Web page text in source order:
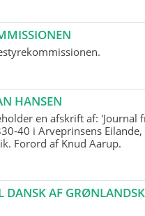
HANSEN
en afskrift af: 'Journal
40 i Arveprinsens Eilande,
Forord af Knud Aarup.
DANSK AF